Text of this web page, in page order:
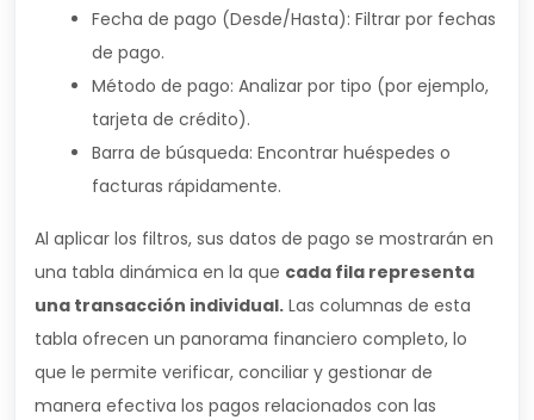
Fecha de pago (Desde/Hasta): Filtrar por fechas
de pago.
Método de pago: Analizar por tipo (por ejemplo,
tarjeta de crédito).
Barra de búsqueda: Encontrar huéspedes o
facturas rápidamente.
Al aplicar los filtros, sus datos de pago se mostrarán en
una tabla dinámica en la que cada fila representa
una transacción individual. Las columnas de esta
tabla ofrecen un panorama financiero completo, lo
que le permite verificar, conciliar y gestionar de
manera efectiva los pagos relacionados con las